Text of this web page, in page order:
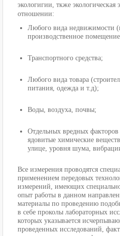
экологигии, ткже экологическая
отношении:
Любого вида недвижимости
производственное
Транспортного средства;
Любого вида товара
питания, одежда и т.д);
Воды, воздуха, почвы;
Отдельных вредных
ядовитые химические
улице, уровня шума,
Все измерения проводятся
применением передовых
измерений, имеющих
опыт работы в данном
материалы по проведению
в себе проколы лабораторных
которых указывается
проведенных исследований,